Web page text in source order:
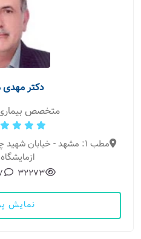
دکتر مهدی
متخصص
32273
نمایش